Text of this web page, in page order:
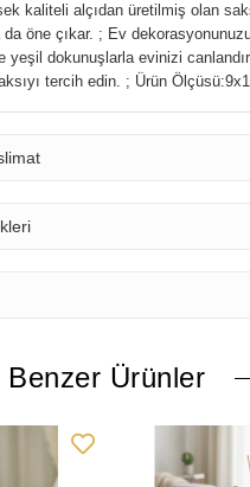
kaliteli alçıdan üretilmiş olan
da öne çıkar. ; Ev
yeşil dokunuşlarla evinizi
tercih edin. ; Ürün
Benzer Ürünler